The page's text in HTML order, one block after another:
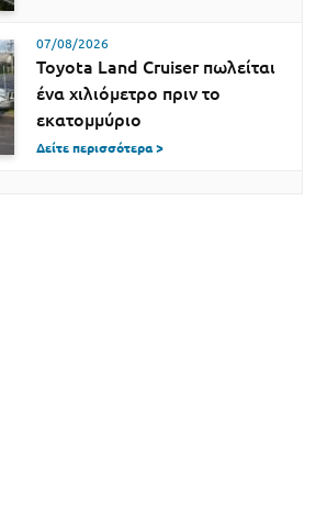
07/08/2026
Toyota Land Cruiser πωλείται
ένα χιλιόμετρο πριν το
εκατομμύριο
Δείτε περισσότερα >